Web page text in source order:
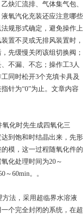
炔汇流排、气体集气包、
氧汽化充装还应注意哪些
规形式确定，避免操作上
置不灵或无排风装置时，
先缓慢关闭该组切换阀；
不漏、不忘；操作工3人
同时松开3个充填卡具及
针为“0”为止。文章内容
化时先生成四氧化三
到饱和时结晶出来，先形
模，这一过程随氧化件的
化处理时间为20～
60min。。
法，采用超临界水溶液
个完全封闭的系统，在超